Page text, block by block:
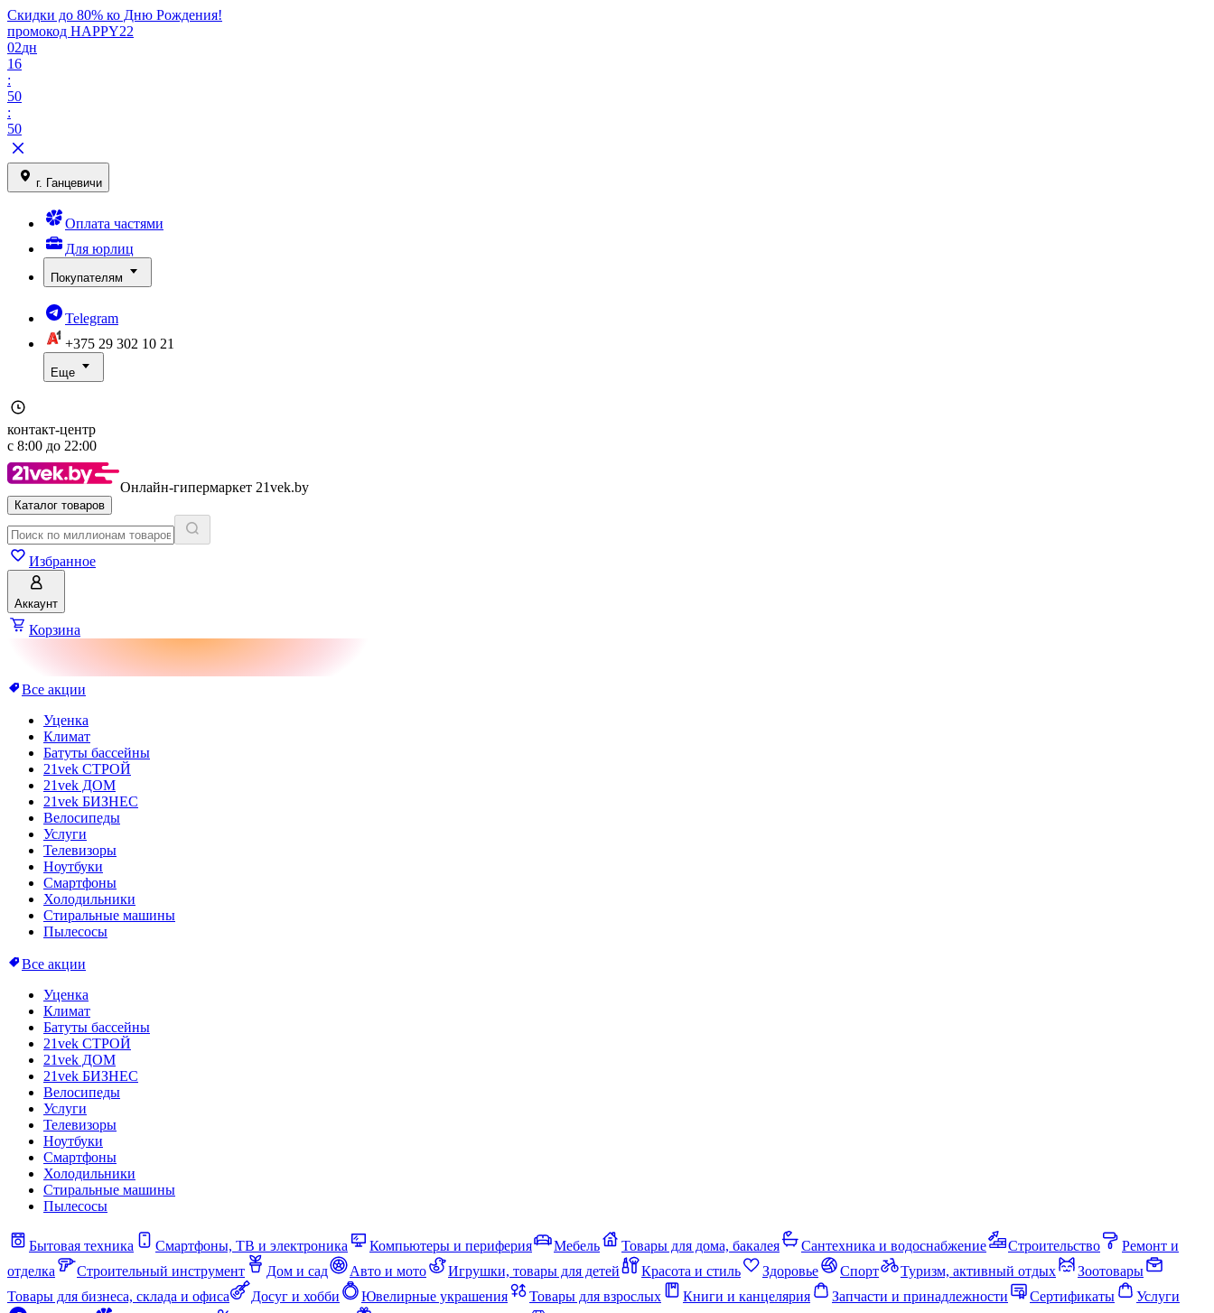
Скидки до 80% ко Дню Рождения!
промокод HAPPY22
02дн
16
:
50
:
50
г. Ганцевичи
Оплата частями
Для юрлиц
Покупателям
Telegram
+375 29 302 10 21
Еще
контакт-центр
с 8:00 до 22:00
Онлайн-гипермаркет 21vek.by
Каталог товаров
Избранное
Аккаунт
Корзина
Все акции
Уценка
Климат
Батуты бассейны
21vek СТРОЙ
21vek ДОМ
21vek БИЗНЕС
Велосипеды
Услуги
Телевизоры
Ноутбуки
Смартфоны
Холодильники
Стиральные машины
Пылесосы
Все акции
Уценка
Климат
Батуты бассейны
21vek СТРОЙ
21vek ДОМ
21vek БИЗНЕС
Велосипеды
Услуги
Телевизоры
Ноутбуки
Смартфоны
Холодильники
Стиральные машины
Пылесосы
Бытовая техника Смартфоны, ТВ и электроника Компьютеры и периферия Мебель Товары для дома, бакалея Сантехника и водоснабжение Строительство
Ремонт и
отделка
Строительный инструмент Дом и сад Авто и мото Игрушки, товары для детей Красота и стиль Здоровье Спорт Туризм, активный отдых
Зоотовары
Товары для бизнеса, склада и офиса
Досуг и хобби Ювелирные украшения Товары для взрослых Книги и канцелярия Запчасти и принадлежности Сертификаты
Услуги